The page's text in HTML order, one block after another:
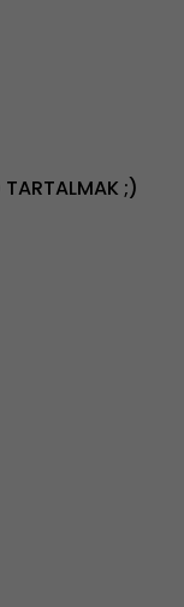
;)